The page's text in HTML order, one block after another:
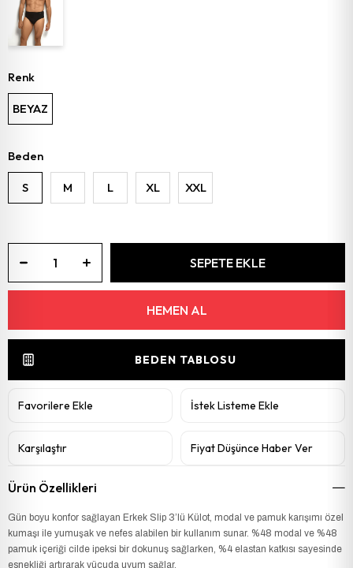
Renk
BEYAZ
Beden
S M L XL XXL
BEDEN TABLOSU
Favorilere Ekle İstek Listeme Ekle
Karşılaştır Fiyat Düşünce Haber Ver
Ürün Özellikleri
Gün boyu konfor sağlayan Erkek Slip 3’lü Külot, modal ve pamuk karışımı özel
kumaşı ile yumuşak ve nefes alabilen bir kullanım sunar. %48 modal ve %48
pamuk içeriği cilde ipeksi bir dokunuş sağlarken, %4 elastan katkısı sayesinde
esnekliği artırarak vücuda uyum sağlar.